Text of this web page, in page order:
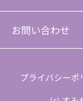
お問い合わせ
プライバシーポ